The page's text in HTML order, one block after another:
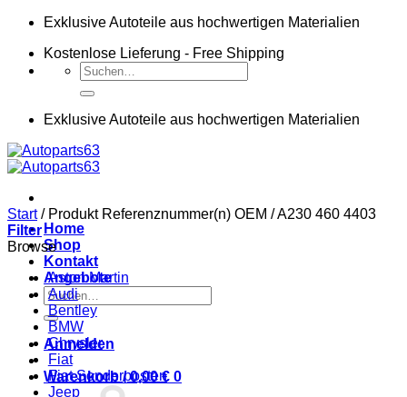
Zum
springen
Exklusive Autoteile aus hochwertigen Materialien
Kostenlose Lieferung - Free Shipping
Suchen
nach:
Exklusive Autoteile aus hochwertigen Materialien
Home
Shop
Kontakt
Angebote
Suchen
nach:
Anmelden
Warenkorb /0,00€ 0
Start /Produkt Referenznummer(n) OEM /A230 460 4403
Filter
Browse
Aston Martin
Audi
Bentley
BMW
Chrysler
Fiat
Fiat Sonderposten
Jeep